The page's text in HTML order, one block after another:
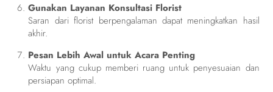
Gunakan Layanan Konsultasi Florist
Saran dari florist berpengalaman dapat meningkatkan hasil
akhir.
Pesan Lebih Awal untuk Acara Penting
Waktu yang cukup memberi ruang untuk penyesuaian dan
persiapan optimal.